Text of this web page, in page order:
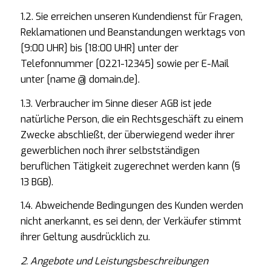
1.2. Sie erreichen unseren Kundendienst für Fragen,
Reklamationen und Beanstandungen werktags von
[9:00 UHR] bis [18:00 UHR] unter der
Telefonnummer [0221-12345] sowie per E-Mail
unter [name @ domain.de].
1.3. Verbraucher im Sinne dieser AGB ist jede
natürliche Person, die ein Rechtsgeschäft zu einem
Zwecke abschließt, der überwiegend weder ihrer
gewerblichen noch ihrer selbstständigen
beruflichen Tätigkeit zugerechnet werden kann (§
13 BGB).
1.4. Abweichende Bedingungen des Kunden werden
nicht anerkannt, es sei denn, der Verkäufer stimmt
ihrer Geltung ausdrücklich zu.
2. Angebote und Leistungsbeschreibungen